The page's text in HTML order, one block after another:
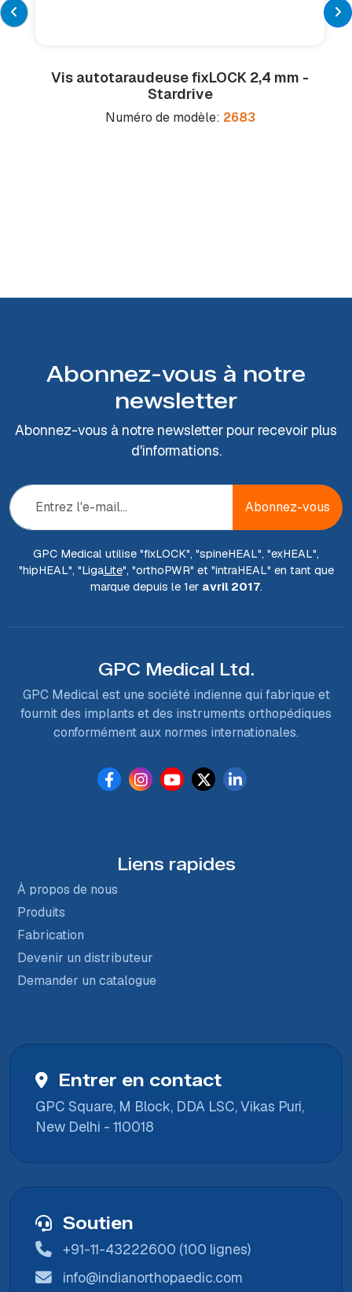
Vis autotaraudeuse fixLOCK 2,4 mm -
Stardrive
Numéro de modèle: 2683
Abonnez-vous à notre
newsletter
Abonnez-vous à notre newsletter pour recevoir plus
d'informations.
Abonnez-vous
GPC Medical utilise "fixLOCK", "spineHEAL", "exHEAL",
"hipHEAL", "LigaLite", "orthoPWR" et "intraHEAL" en tant que
marque depuis le 1er avril 2017.
GPC Medical Ltd.
GPC Medical est une société indienne qui fabrique et
fournit des implants et des instruments orthopédiques
conformément aux normes internationales.
Liens rapides
À propos de nous
Produits
Fabrication
Devenir un distributeur
Demander un catalogue
Entrer en contact
GPC Square, M Block, DDA LSC, Vikas Puri,
New Delhi - 110018
Soutien
+91-11-43222600 (100 lignes)
info@indianorthopaedic.com